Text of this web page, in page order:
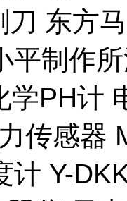
东方
平制作
学PH计
传感器
计 Y-